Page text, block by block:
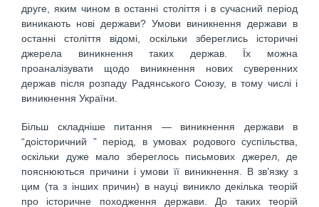
друге, яким чином в останні століття і в сучасний період
виникають нові держави? Умови виникнення держави в
останні століття відомі, оскільки збереглись історичні
джерела виникнення таких держав. Їх можна
проаналізувати щодо виникнення нових суверенних
держав після розпаду Радянського Союзу, в тому числі і
виникнення України.
Більш складніше питання — виникнення держави в
“доісторичний ” період, в умовах родового суспільства,
оскільки дуже мало збереглось письмових джерел, де
пояснюються причини і умови її виникнення. В зв’язку з
цим (та з інших причин) в науці виникло декілька теорій
про історичне походження держави. До таких теорій